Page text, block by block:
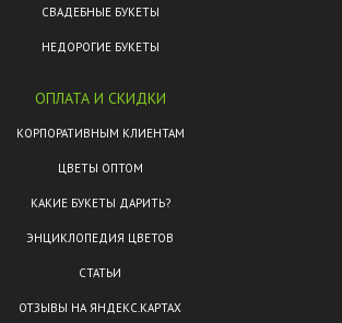
СВАДЕБНЫЕ БУКЕТЫ
НЕДОРОГИЕ БУКЕТЫ
ОПЛАТА И СКИДКИ
КОРПОРАТИВНЫМ КЛИЕНТАМ
ЦВЕТЫ ОПТОМ
КАКИЕ БУКЕТЫ ДАРИТЬ?
ЭНЦИКЛОПЕДИЯ ЦВЕТОВ
СТАТЬИ
ОТЗЫВЫ НА ЯНДЕКС.КАРТАХ